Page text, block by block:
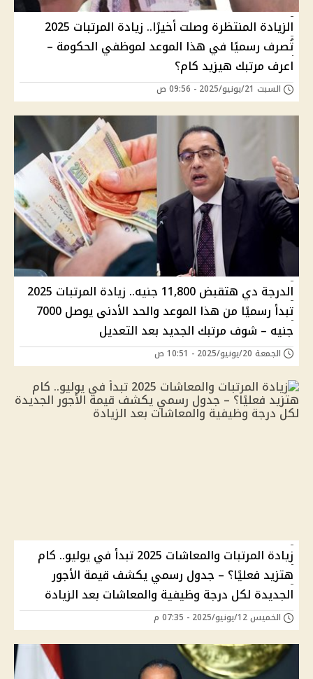
الزيادة المنتظرة وصلت أخيرًا.. زيادة المرتبات 2025
تُصرف رسميًا في هذا الموعد لموظفي الحكومة –
اعرف مرتبك هيزيد كام؟
السبت 21/يونيو/2025 - 09:56 ص
الدرجة دي هتقبض 11,800 جنيه.. زيادة المرتبات 2025
تبدأ رسميًا من هذا الموعد والحد الأدنى يوصل 7000
جنيه – شوف مرتبك الجديد بعد التعديل
الجمعة 20/يونيو/2025 - 10:51 ص
زيادة المرتبات والمعاشات 2025 تبدأ في يوليو.. كام
هتزيد فعليًا؟ – جدول رسمي يكشف قيمة الأجور
الجديدة لكل درجة وظيفية والمعاشات بعد الزيادة
الخميس 12/يونيو/2025 - 07:35 م